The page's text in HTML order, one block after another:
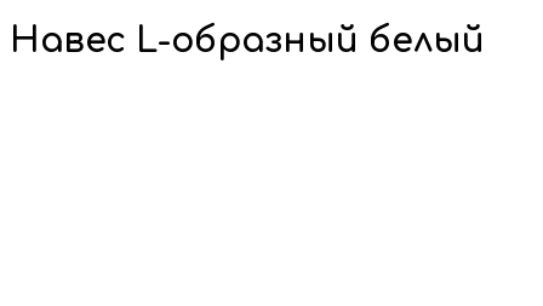
Навес L-образный белый